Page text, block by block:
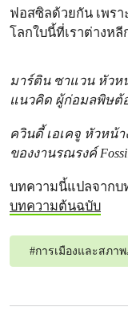
ฟอสซิลด้วยกัน เพร
โลกใบนี้ที่เราต่างหลี
มาร์ติน ซาแวน หัวห
แนวคิด ผู้ก่อมลพิษต้
ควินดี้ เอเคจู หัวหน้
ของงานรณรงค์
บทความนี้แปลจาก
บทความต้นฉบับ
#การเมืองและสภา